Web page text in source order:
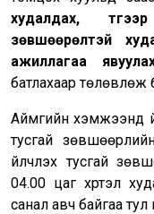
худалдах,
зөвшөөрөлтэй
ажиллагаа
батлахаар төлөвлөж
Аймгийн хэмжээнд
тусгай
үйлчлэх тусгай
04.00 цаг хүртэл
санал авч байгаа тул